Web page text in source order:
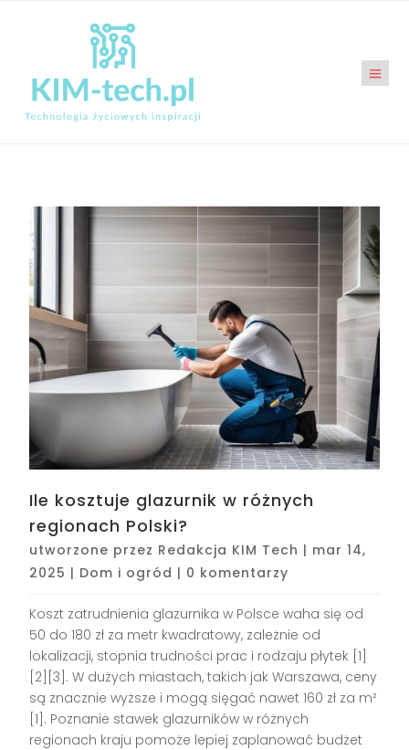
Ile kosztuje glazurnik w różnych
regionach Polski?
utworzone przez Redakcja KIM Tech | mar 14,
2025 | Dom i ogród | 0 komentarzy
Koszt zatrudnienia glazurnika w Polsce waha się od
50 do 180 zł za metr kwadratowy, zależnie od
lokalizacji, stopnia trudności prac i rodzaju płytek [1]
[2][3]. W dużych miastach, takich jak Warszawa, ceny
są znacznie wyższe i mogą sięgać nawet 160 zł za m²
[1]. Poznanie stawek glazurników w różnych
regionach kraju pomoże lepiej zaplanować budżet